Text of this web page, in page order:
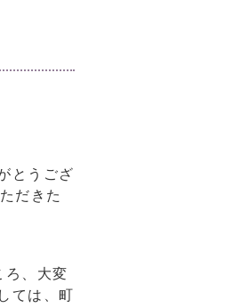
とうござ
だきた
ろ、大変
ては、町